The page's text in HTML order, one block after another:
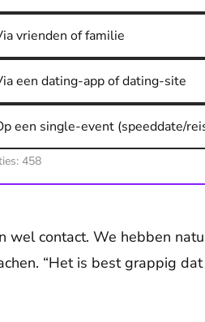
vrienden of familie
een dating-app of dating-site
een single-event (speeddate/
458
wel contact. We hebben
“Het is best grappig